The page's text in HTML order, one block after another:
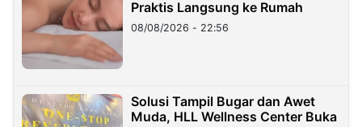
Praktis Langsung ke Rumah
08/08/2026 - 22:56
Solusi Tampil Bugar dan Awet
Muda, HLL Wellness Center Buka